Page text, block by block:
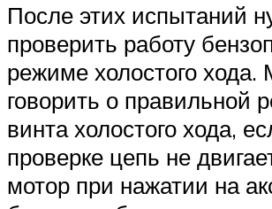
После этих испытаний
проверить работу
режиме холостого
говорить о правильной
винта холостого хода,
проверке цепь не
мотор при нажатии на